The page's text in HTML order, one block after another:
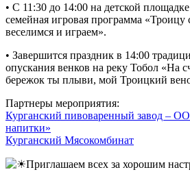
• С 11:30 до 14:00 на детской
семейная игровая программа «Троицу
веселимся и играем».
• Завершится праздник в 14:00
опускания венков на реку Тобол «На
бережок ты плыви, мой Троицкий
Партнеры мероприятия:
Курганский пивоваренный завод –
напитки»
Курганский Мясокомбинат
Приглашаем всех за хорошим